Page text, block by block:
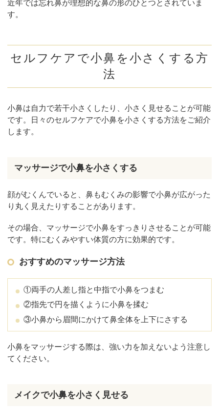
近年では忘れ鼻が理想的な鼻の形のひとつとされていま
す。
セルフケアで小鼻を小さくする方
法
小鼻は自力で若干小さくしたり、小さく見せることが可能
です。日々のセルフケアで小鼻を小さくする方法をご紹介
します。
マッサージで小鼻を小さくする
顔がむくんでいると、鼻もむくみの影響で小鼻が広がった
り丸く見えたりすることがあります。
その場合、マッサージで小鼻をすっきりさせることが可能
です。特にむくみやすい体質の方に効果的です。
おすすめのマッサージ方法
①両手の人差し指と中指で小鼻をつまむ
②指先で円を描くように小鼻を揉む
③小鼻から眉間にかけて鼻全体を上下にさする
小鼻をマッサージする際は、強い力を加えないよう注意し
てください。
メイクで小鼻を小さく見せる